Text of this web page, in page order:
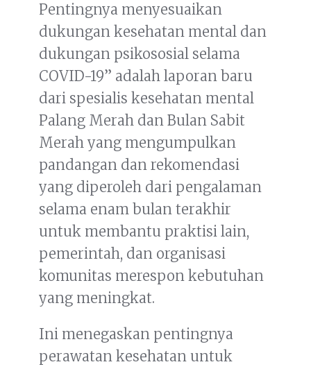
Pentingnya menyesuaikan
dukungan kesehatan mental dan
dukungan psikososial selama
COVID-19” adalah laporan baru
dari spesialis kesehatan mental
Palang Merah dan Bulan Sabit
Merah yang mengumpulkan
pandangan dan rekomendasi
yang diperoleh dari pengalaman
selama enam bulan terakhir
untuk membantu praktisi lain,
pemerintah, dan organisasi
komunitas merespon kebutuhan
yang meningkat.
Ini menegaskan pentingnya
perawatan kesehatan untuk